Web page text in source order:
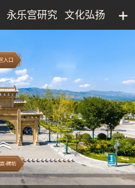
永乐宫研究
文化弘扬
馆 典藏精品